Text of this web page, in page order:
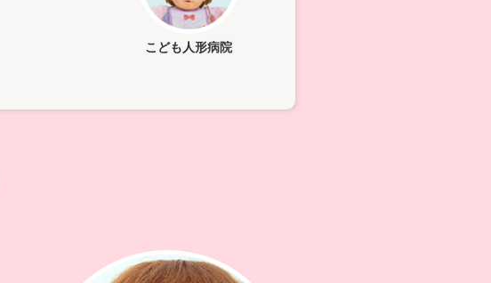
こども人形病院